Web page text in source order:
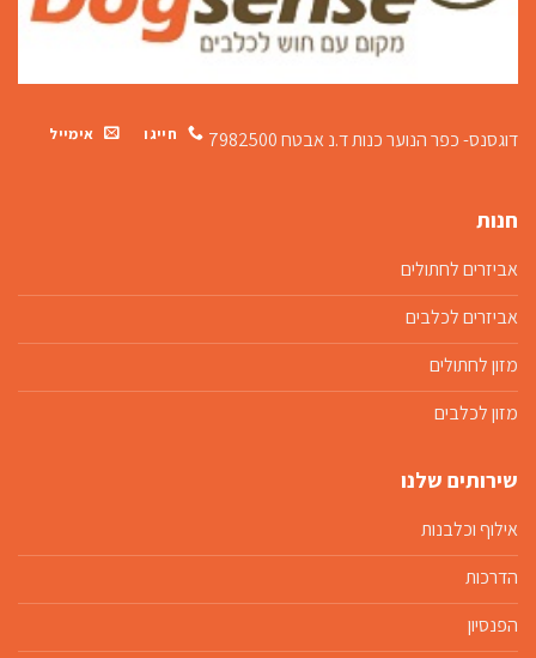
דוגסנס- כפר הנוער כנותד.נ אבטח 7982500 חייגו אימייל
חנות
אביזרים לחתולים
אביזרים לכלבים
מזון לחתולים
מזון לכלבים
שירותים שלנו
אילוף וכלבנות
הדרכות
הפנסיון